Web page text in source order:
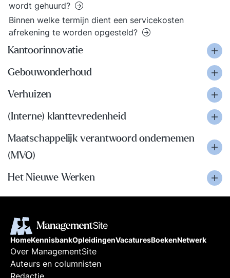
wordt gehuurd?
Binnen welke termijn dient een servicekosten
afrekening te worden opgesteld?
Kantoorinnovatie
Gebouwonderhoud
Verhuizen
(Interne) klanttevredenheid
Maatschappelijk verantwoord ondernemen
(MVO)
Het Nieuwe Werken
HomeKennisbankOpleidingenVacaturesBoekenNetwerk
Over ManagementSite
Auteurs en columnisten
Redactie